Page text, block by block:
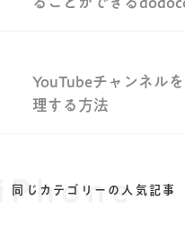
YouTubeチャンネル
理する方法
同じカテゴリーの人気記事